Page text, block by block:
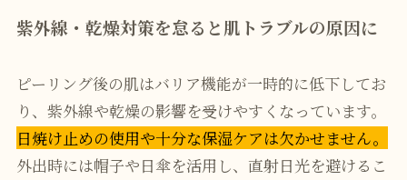
紫外線・乾燥対策を怠ると肌トラブルの原因に
ピーリング後の肌はバリア機能が一時的に低下してお
り、紫外線や乾燥の影響を受けやすくなっています。
日焼け止めの使用や十分な保湿ケアは欠かせません。
外出時には帽子や日傘を活用し、直射日光を避けるこ